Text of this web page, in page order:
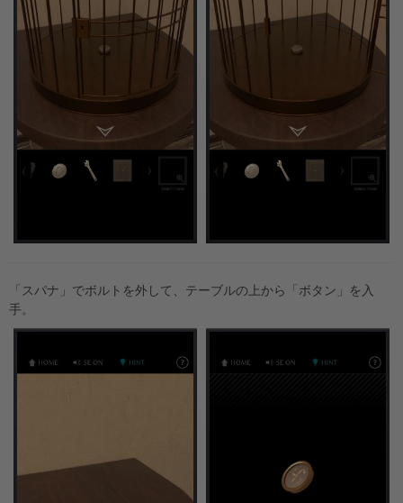
「スパナ」でボルトを外して、テーブルの上から「ボタン」を入
手。